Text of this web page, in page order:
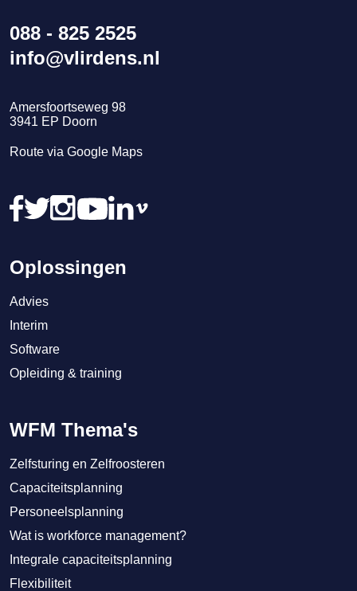
088 - 825 2525
info@vlirdens.nl
Amersfoortseweg 98
3941 EP Doorn
Route via Google Maps
Oplossingen
Advies
Interim
Software
Opleiding & training
WFM Thema's
Zelfsturing en Zelfroosteren
Capaciteitsplanning
Personeelsplanning
Wat is workforce management?
Integrale capaciteitsplanning
Flexibiliteit